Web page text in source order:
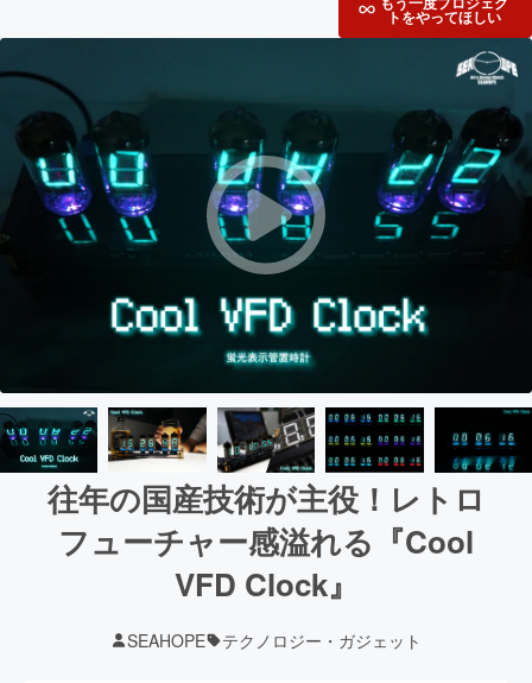
トをやってほしい
往年の国産技術が主役！レトロ
フューチャー感溢れる『Cool
VFD Clock』
SEAHOPE テクノロジー・ガジェット